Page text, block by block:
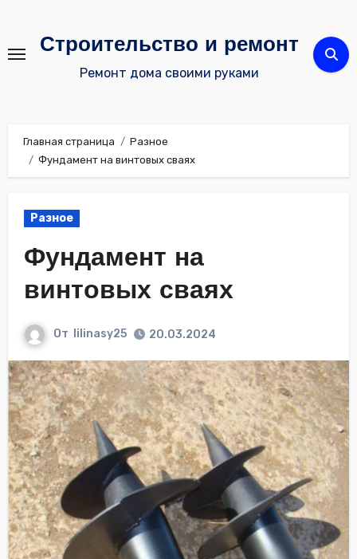
содержимому
Строительство и ремонт
Ремонт дома своими руками
Главная страница
Разное
Фундамент на винтовых сваях
Разное
Фундамент на
винтовых сваях
От lilinasy25 20.03.2024